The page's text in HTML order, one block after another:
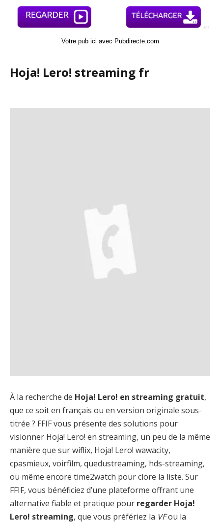
Votre pub ici avec Pubdirecte.com
Hoja! Lero! streaming fr
À la recherche de Hoja! Lero! en streaming gratuit,
que ce soit en français ou en version originale sous-
titrée ? FFIF vous présente des solutions pour
visionner Hoja! Lero! en streaming, un peu de la même
manière que sur wiflix, Hoja! Lero! wawacity,
cpasmieux, voirfilm, quedustreaming, hds-streaming,
ou même encore time2watch pour clore la liste. Sur
FFIF, vous bénéficiez d’une plateforme offrant une
alternative fiable et pratique pour regarder Hoja!
Lero! streaming, que vous préfériez la VFou la